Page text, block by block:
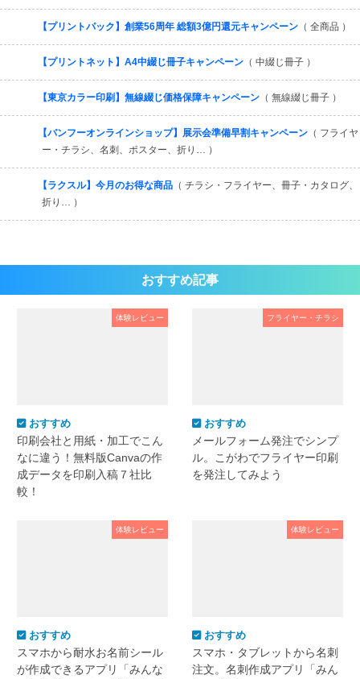
【プリントパック】創業56周年 総額3億円還元キャンペーン （ 全商品 ）
【プリントネット】A4中綴じ冊子キャンペーン （ 中綴じ冊子 ）
【東京カラー印刷】無線綴じ価格保障キャンペーン （ 無線綴じ冊子 ）
【バンフーオンラインショップ】展示会準備早割キャンペーン （ フライヤ
ー・チラシ、名刺、ポスター、折り… ）
【ラクスル】今月のお得な商品 （ チラシ・フライヤー、冊子・カタログ、
折り… ）
おすすめ記事
体験レビュー
おすすめ
印刷会社と用紙・加工でこん
なに違う！無料版Canvaの作
成データを印刷入稿７社比
較！
フライヤー・チラシ
おすすめ
メールフォーム発注でシンプ
ル。こがわでフライヤー印刷
を発注してみよう
体験レビュー
おすすめ
スマホから耐水お名前シール
が作成できるアプリ「みんな
体験レビュー
おすすめ
スマホ・タブレットから名刺
注文。名刺作成アプリ「みん